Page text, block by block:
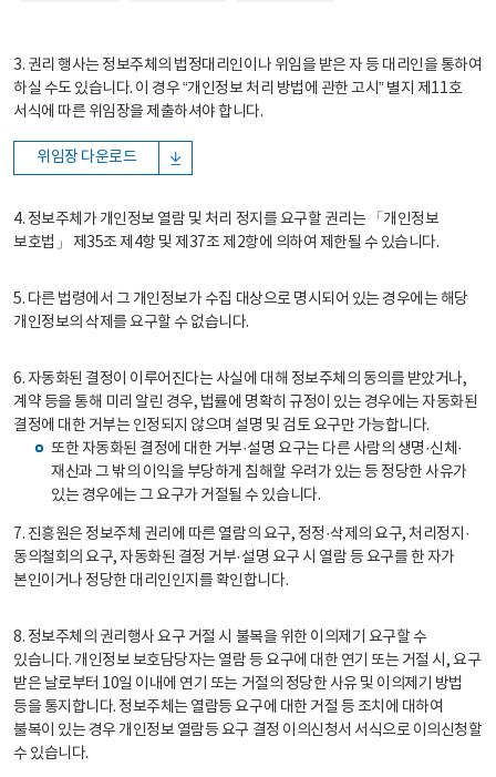
3. 권리 행사는 정보주체의 법정대리인이나 위임을 받은 자 등 대리인을 통하여
하실 수도 있습니다. 이 경우 “개인정보 처리 방법에 관한 고시” 별지 제11호
서식에 따른 위임장을 제출하셔야 합니다.
위임장 다운로드
4. 정보주체가 개인정보 열람 및 처리 정지를 요구할 권리는 「개인정보
보호법」 제35조 제4항 및 제37조 제2항에 의하여 제한될 수 있습니다.
5. 다른 법령에서 그 개인정보가 수집 대상으로 명시되어 있는 경우에는 해당
개인정보의 삭제를 요구할 수 없습니다.
6. 자동화된 결정이 이루어진다는 사실에 대해 정보주체의 동의를 받았거나,
계약 등을 통해 미리 알린 경우, 법률에 명확히 규정이 있는 경우에는 자동화된
결정에 대한 거부는 인정되지 않으며 설명 및 검토 요구만 가능합니다.
또한 자동화된 결정에 대한 거부·설명 요구는 다른 사람의 생명·신체·
재산과 그 밖의 이익을 부당하게 침해할 우려가 있는 등 정당한 사유가
있는 경우에는 그 요구가 거절될 수 있습니다.
7. 진흥원은 정보주체 권리에 따른 열람의 요구, 정정·삭제의 요구, 처리정지·
동의철회의 요구, 자동화된 결정 거부·설명 요구 시 열람 등 요구를 한 자가
본인이거나 정당한 대리인인지를 확인합니다.
8. 정보주체의 권리행사 요구 거절 시 불복을 위한 이의제기 요구할 수
있습니다. 개인정보 보호담당자는 열람 등 요구에 대한 연기 또는 거절 시, 요구
받은 날로부터 10일 이내에 연기 또는 거절의 정당한 사유 및 이의제기 방법
등을 통지합니다. 정보주체는 열람등 요구에 대한 거절 등 조치에 대하여
불복이 있는 경우 개인정보 열람등 요구 결정 이의신청서 서식으로 이의신청할
수 있습니다.